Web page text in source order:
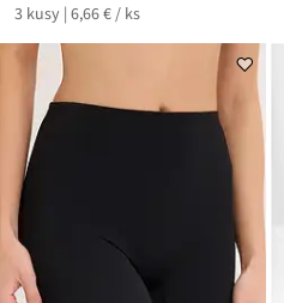
3 kusy | 6,66 € / ks